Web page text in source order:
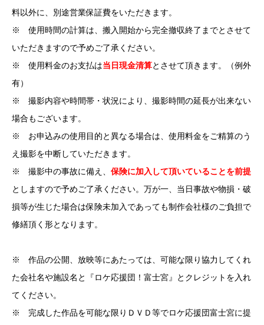
料以外に、別途営業保証費をいただきます。
※ 使用時間の計算は、搬入開始から完全撤収終了までとさせて
いただきますので予めご了承ください。
※ 使用料金のお支払は当日現金清算とさせて頂きます。（例外
有）
※ 撮影内容や時間帯・状況により、撮影時間の延長が出来ない
場合もございます。
※ お申込みの使用目的と異なる場合は、使用料金をご精算のう
え撮影を中断していただきます。
※ 撮影中の事故に備え、 保険に加入して頂いていることを前提
としますので予めご了承ください。万が一、当日事故や物損・破
損等が生じた場合は保険未加入であっても制作会社様のご負担で
修繕頂く形となります。
※ 作品の公開、放映等にあたっては、可能な限り協力してくれ
た会社名や施設名と『ロケ応援団！富士宮』とクレジットを入れ
てください。
※ 完成した作品を可能な限りＤＶＤ等でロケ応援団富士宮に提